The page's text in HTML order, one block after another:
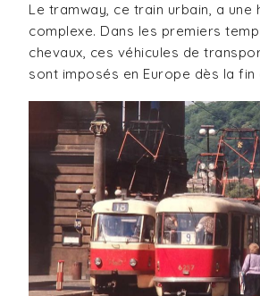
Le tramway, ce train urbain, a une
complexe. Dans les premiers
chevaux, ces véhicules de
sont imposés en Europe dès la fin